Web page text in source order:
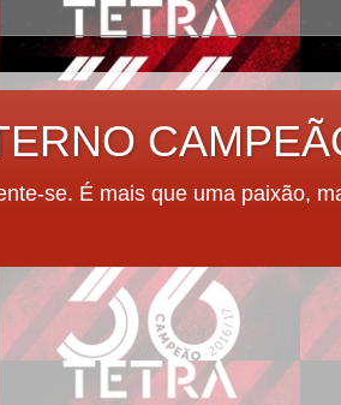
se. É mais que uma paixão,